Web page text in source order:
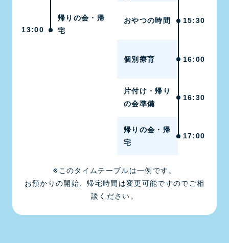
13:00
帰りの会・帰
宅
15:30
おやつの時間
16:00
個別療育
16:30
片付け・帰り
の会準備
17:00
帰りの会・帰
宅
※このタイムテーブルは一例です。
お預かりの開始、帰宅時間は変更可能ですのでご相
談ください。